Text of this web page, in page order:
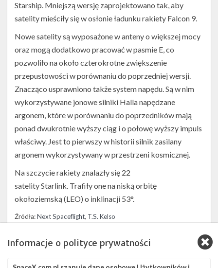
Starship. Mniejszą wersję zaprojektowano tak, aby
satelity mieściły się w osłonie ładunku rakiety Falcon 9.
Nowe satelity są wyposażone w anteny o większej mocy
oraz mogą dodatkowo pracować w pasmie E, co
pozwoliło na około czterokrotne zwiększenie
przepustowości w porównaniu do poprzedniej wersji.
Znacząco usprawniono także system napędu. Są w nim
wykorzystywane jonowe silniki Halla napędzane
argonem, które w porównaniu do poprzedników mają
ponad dwukrotnie wyższy ciąg i o połowę wyższy impuls
właściwy. Jest to pierwszy w historii silnik zasilany
argonem wykorzystywany w przestrzeni kosmicznej.
Na szczycie rakiety znalazły się 22
satelity Starlink. Trafiły one na niską orbitę
okołoziemską (LEO) o inklinacji 53°.
Źródła:Next Spaceflight, T.S. Kelso
Szukaj po tematach
Informacje o polityce prywatności